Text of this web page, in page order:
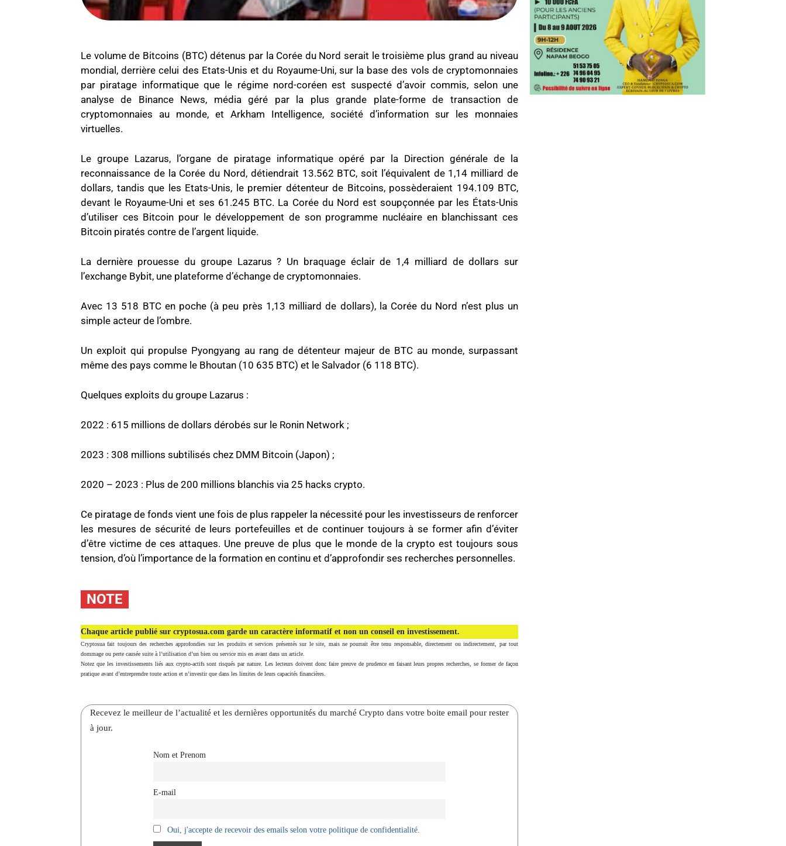
Le volume de Bitcoins (BTC) détenus par la Corée du Nord serait le troisième plus grand au niveau
mondial, derrière celui des Etats-Unis et du Royaume-Uni, sur la base des vols de cryptomonnaies
par piratage informatique que le régime nord-coréen est suspecté d’avoir commis, selon une
analyse de Binance News, média géré par la plus grande plate-forme de transaction de
cryptomonnaies au monde, et Arkham Intelligence, société d’information sur les monnaies
virtuelles.
Le groupe Lazarus, l’organe de piratage informatique opéré par la Direction générale de la
reconnaissance de la Corée du Nord, détiendrait 13.562 BTC, soit l’équivalent de 1,14 milliard de
dollars, tandis que les Etats-Unis, le premier détenteur de Bitcoins, possèderaient 194.109 BTC,
devant le Royaume-Uni et ses 61.245 BTC. La Corée du Nord est soupçonnée par les États-Unis
d’utiliser ces Bitcoin pour le développement de son programme nucléaire en blanchissant ces
Bitcoin piratés contre de l’argent liquide.
La dernière prouesse du groupe Lazarus ? Un braquage éclair de 1,4 milliard de dollars sur
l’exchange Bybit, une plateforme d’échange de cryptomonnaies.
Avec 13 518 BTC en poche (à peu près 1,13 milliard de dollars), la Corée du Nord n’est plus un
simple acteur de l’ombre.
Un exploit qui propulse Pyongyang au rang de détenteur majeur de BTC au monde, surpassant
même des pays comme le Bhoutan (10 635 BTC) et le Salvador (6 118 BTC).
Quelques exploits du groupe Lazarus :
2022 : 615 millions de dollars dérobés sur le Ronin Network ;
2023 : 308 millions subtilisés chez DMM Bitcoin (Japon) ;
2020 – 2023 : Plus de 200 millions blanchis via 25 hacks crypto.
Ce piratage de fonds vient une fois de plus rappeler la nécessité pour les investisseurs de renforcer
les mesures de sécurité de leurs portefeuilles et de continuer toujours à se former afin d’éviter
d’être victime de ces attaques. Une preuve de plus que le monde de la crypto est toujours sous
tension, d’où l’importance de la formation en continu et d’approfondir ses recherches personnelles.
NOTE
Chaque article publié sur cryptosua.com garde un caractère informatif et non un conseil en investissement.
Cryptosua fait toujours des recherches approfondies sur les produits et services présentés sur le site, mais ne pourrait être tenu responsable, directement ou indirectement, par tout
dommage ou perte causée suite à l’utilisation d’un bien ou service mis en avant dans un article.
Notez que les investissements liés aux crypto-actifs sont risqués par nature. Les lecteurs doivent donc faire preuve de prudence en faisant leurs propres recherches, se former de façon
pratique avant d’entreprendre toute action et n’investir que dans les limites de leurs capacités financières.
Recevez le meilleur de l’actualité et les dernières opportunités du marché Crypto dans votre boite email pour rester
à jour.
Nom et Prenom
E-mail
Oui, j'accepte de recevoir des emails selon votre politique de confidentialité.